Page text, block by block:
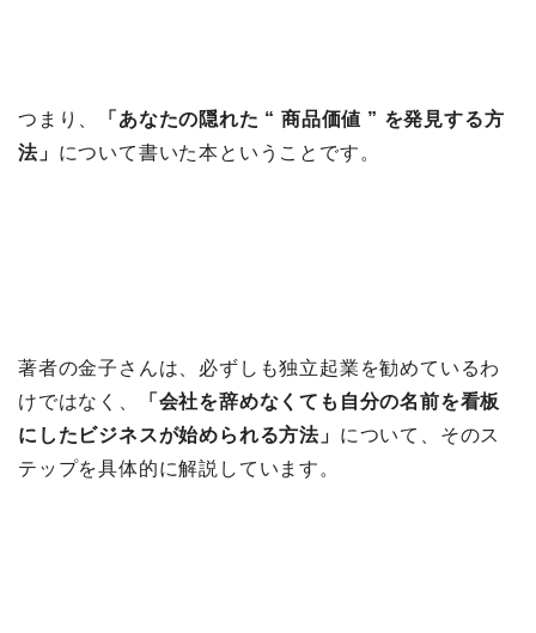
つまり、
「あなたの隠れた “ 商品価値 ” を発見する方
法」 について書いた本ということです。
著者の金子さんは、必ずしも独立起業を勧めているわ
けではなく、
「会社を辞めなくても自分の名前を看板
にしたビジネスが始められる方法」 について、そのス
テップを具体的に解説しています。